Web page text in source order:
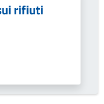
rifiuti